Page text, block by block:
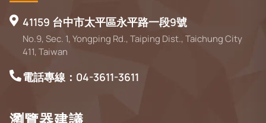
41159 台中市太平區永平路一段9號
No.9, Sec. 1, Yongping Rd., Taiping Dist., Taichung City
411, Taiwan
電話專線：04-3611-3611